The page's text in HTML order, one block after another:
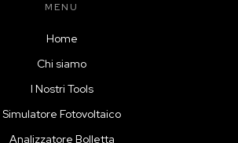
MENU
Home
Chi siamo
I Nostri Tools
Simulatore Fotovoltaico
Analizzatore Bolletta